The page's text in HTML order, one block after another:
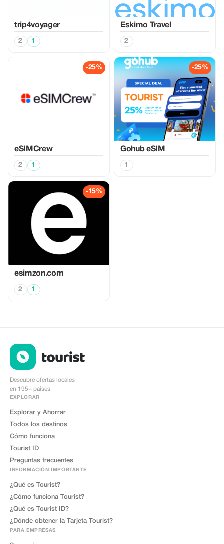
trip4voyager
2 1
Eskimo Travel
2
-25%
eSIMCrew
2 1
-25%
Gohub eSIM
1
-15%
esimzon.com
2 1
Descubre ofertas locales
en 195+ países
EXPLORAR
Explorar y Ahorrar
Todos los destinos
Cómo funciona
Tourist ID
Preguntas frecuentes
INFORMACIÓN IMPORTANTE
¿Qué es Tourist?
¿Cómo funciona Tourist?
¿Qué es Tourist ID?
¿Dónde obtener la Tarjeta Tourist?
PARA EMPRESAS